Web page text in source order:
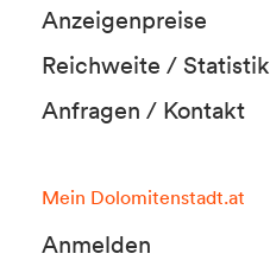
Anzeigenpreise
Reichweite / Statistik
Anfragen / Kontakt
Mein Dolomitenstadt.at
Anmelden